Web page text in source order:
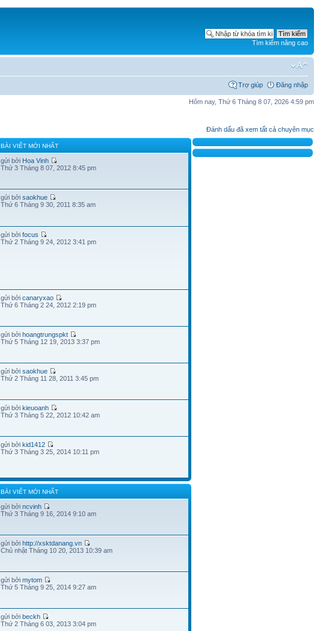
Tìm kiếm nâng cao
Trợ giúp Đăng nhập
Hôm nay, Thứ 6 Tháng 8 07, 2026 4:59 pm
Đánh dấu đã xem tất cả chuyên mục
BÀI VIẾT MỚI NHẤT
gửi bởi Hoa Vinh
Thứ 3 Tháng 8 07, 2012 8:45 pm
gửi bởisaokhue
Thứ 6 Tháng 9 30, 2011 8:35 am
gửi bởifocus
Thứ 2 Tháng 9 24, 2012 3:41 pm
gửi bởicanaryxao
Thứ 6 Tháng 2 24, 2012 2:19 pm
gửi bởihoangtrungspkt
Thứ 5 Tháng 12 19, 2013 3:37 pm
gửi bởisaokhue
Thứ 2 Tháng 11 28, 2011 3:45 pm
gửi bởikieuoanh
Thứ 3 Tháng 5 22, 2012 10:42 am
gửi bởikid1412
Thứ 3 Tháng 3 25, 2014 10:11 pm
BÀI VIẾT MỚI NHẤT
gửi bởincvinh
Thứ 3 Tháng 9 16, 2014 9:10 am
gửi bởihttp://xsktdanang.vn
Chủ nhật Tháng 10 20, 2013 10:39 am
gửi bởimytom
Thứ 5 Tháng 9 25, 2014 9:27 am
gửi bởibeckh
Thứ 2 Tháng 6 03, 2013 3:04 pm